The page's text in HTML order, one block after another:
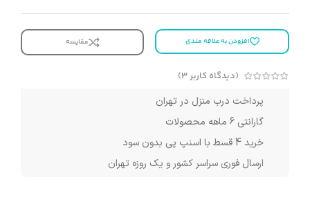
افزودن به علاقه مندی مقایسه
(دیدگاه کاربر3
)
پرداخت درب منزل در تهران
گارانتی 6 ماهه محصولات
خرید 4 قسط با اسنپ پی بدون سود
ارسال فوری سراسر کشور و یک روزه تهران